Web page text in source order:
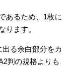
あるため、1枚に
ります。
る余白部分をカ
判の規格よりも